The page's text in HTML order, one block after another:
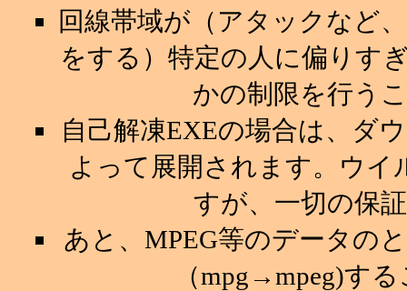
回線帯域が（アタックなど
をする）特定の人に偏りす
かの制限を行う
自己解凍EXEの場合は、ダ
よって展開されます。ウ
すが、一切の保
あと、MPEG等のデータの
（mpg→mpeg)す